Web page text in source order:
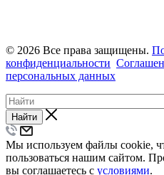
© 2026 Все права защищены.
конфиденциальности
персональных данных
Найти
Мы используем файлы cookie,
пользоваться нашим сайтом.
вы соглашаетесь с условиями.